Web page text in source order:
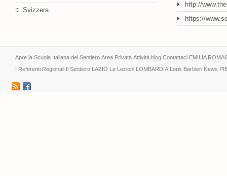
Svizzera
http://
https://
Apre la Scuola Italiana del Sentiero Area Privata Attività blog Contattaci EMILIA
I Referenti Regionali Il Sentiero LAZIO Le Lezioni LOMBARDIA Loris Barbieri News